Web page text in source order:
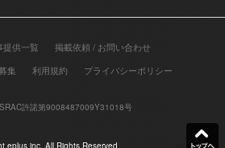
提供一覧
掲載依頼 / お問い合わせ
集
利用規約 プライバシーポリシー
許諾第9008487009Y31018号